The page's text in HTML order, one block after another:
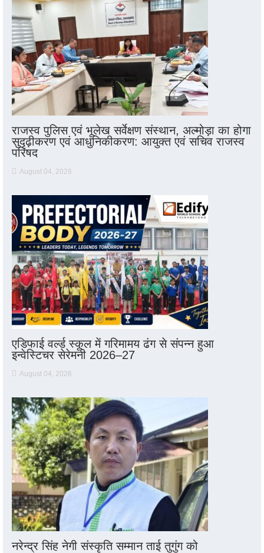
राजस्व पुलिस एवं भूलेख सर्वेक्षण संस्थान, अल्मोड़ा का होगा
सुदृढ़ीकरण एवं आधुनिकीकरण: आयुक्त एवं सचिव राजस्व
परिषद
August 04, 2026
एडिफाई वर्ल्ड स्कूल में गरिमामय ढंग से संपन्न हुआ
इन्वेस्टिचर सेरेमनी 2026–27
August 04, 2026
नरेन्द्र सिंह नेगी संस्कृति सम्मान ताई तुगुंग को